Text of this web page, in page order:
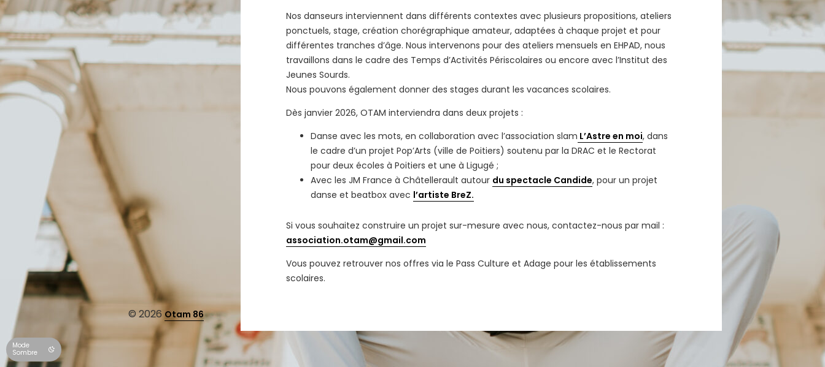
© 2026 Otam 86
Nos danseurs interviennent dans différents contextes avec plusieurs propositions, ateliers
ponctuels, stage, création chorégraphique amateur, adaptées à chaque projet et pour
différentes tranches d’âge. Nous intervenons pour des ateliers mensuels en EHPAD, nous
travaillons dans le cadre des Temps d’Activités Périscolaires ou encore avec l’Institut des
Jeunes Sourds.
Nous pouvons également donner des stages durant les vacances scolaires.
Dès janvier 2026, OTAM interviendra dans deux projets :
Danse avec les mots, en collaboration avec l’association slam L’Astre en moi, dans
le cadre d’un projet Pop’Arts (ville de Poitiers) soutenu par la DRAC et le Rectorat
pour deux écoles à Poitiers et une à Ligugé ;
Avec les JM France à Châtellerault autour du spectacle Candide, pour un projet
danse et beatbox avec l’artiste BreZ.
Si vous souhaitez construire un projet sur-mesure avec nous, contactez-nous par mail :
association.otam@gmail.com
Vous pouvez retrouver nos offres via le Pass Culture et Adage pour les établissements
scolaires.
Mode
Sombre